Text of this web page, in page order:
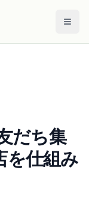
メニ
だち集
を仕組み